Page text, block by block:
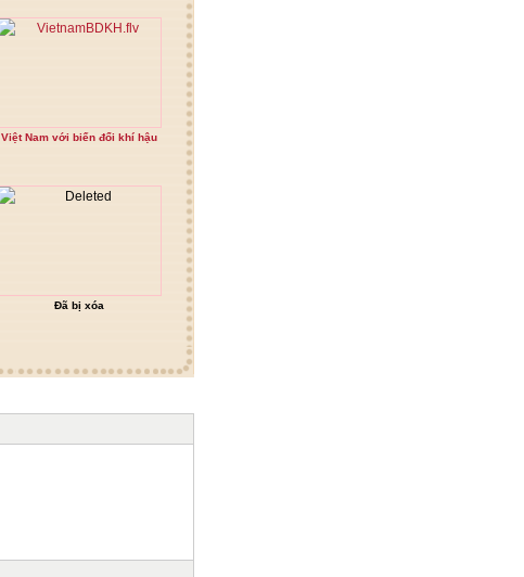
Việt Nam với biến đổi khí hậu
Đã bị xóa